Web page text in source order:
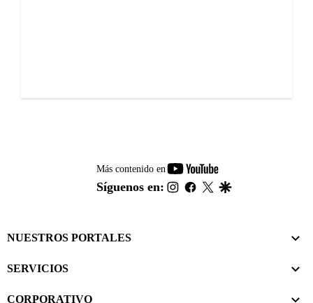
Más contenido en
youtube-
footer
Síguenos en: instagram
facebook
twitter
NUESTROS PORTALES
SERVICIOS
CORPORATIVO